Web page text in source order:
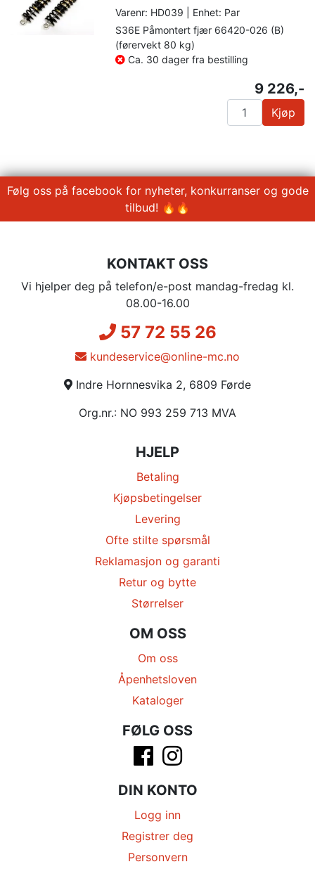
Varenr: HD039 | Enhet: Par
S36E Påmontert fjær 66420-026 (B)
(førervekt 80 kg)
Ca. 30 dager fra bestilling
9 226,-
Kjøp
Følg oss på facebook for nyheter, konkurranser og gode
tilbud! 🔥🔥
KONTAKT OSS
Vi hjelper deg på telefon/e-post mandag-fredag kl.
08.00-16.00
57 72 55 26
kundeservice@online-mc.no
Indre Hornnesvika 2, 6809 Førde
Org.nr.: NO 993 259 713 MVA
HJELP
Betaling
Kjøpsbetingelser
Levering
Ofte stilte spørsmål
Reklamasjon og garanti
Retur og bytte
Størrelser
OM OSS
Om oss
Åpenhetsloven
Kataloger
FØLG OSS
DIN KONTO
Logg inn
Registrer deg
Personvern